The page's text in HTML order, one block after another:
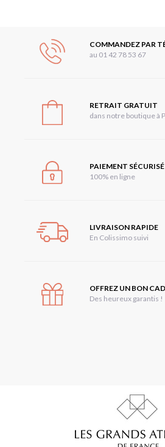
COMMANDEZ PAR
au 01 42 78 53 67
RETRAIT GRATUIT
dans notre boutique à
PAIEMENT SÉCURISÉ
100% en ligne
LIVRAISON RAPIDE
En Colissimo suivi
OFFREZ UN BON
Des heureux garantis !